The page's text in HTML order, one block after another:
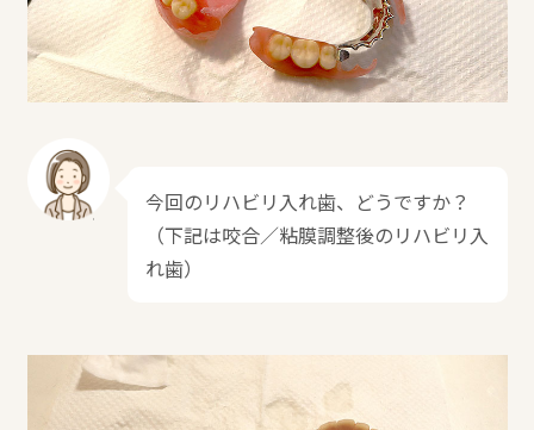
今回のリハビリ入れ歯、どうですか？
（下記は咬合／粘膜調整後のリハビリ入
れ歯）